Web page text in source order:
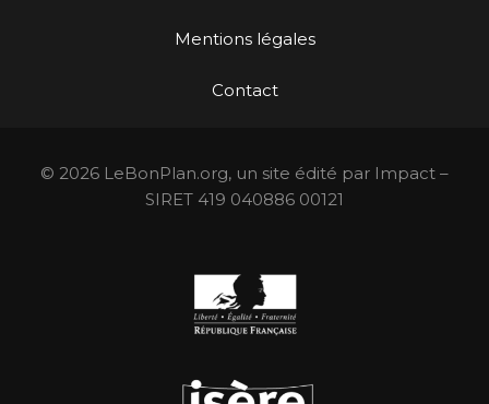
Mentions légales
Contact
© 2026 LeBonPlan.org, un site édité par Impact –
SIRET 419 040886 00121